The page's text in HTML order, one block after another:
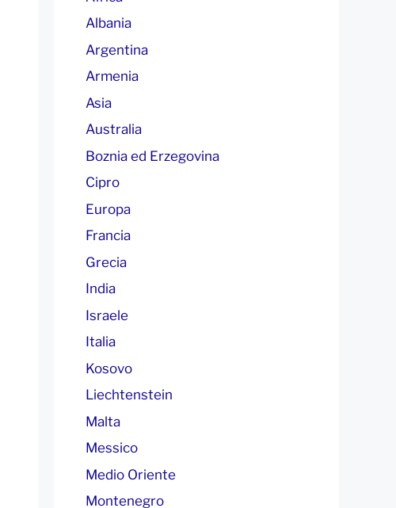
Albania
Argentina
Armenia
Asia
Australia
Boznia ed Erzegovina
Cipro
Europa
Francia
Grecia
India
Israele
Italia
Kosovo
Liechtenstein
Malta
Messico
Medio Oriente
Montenegro